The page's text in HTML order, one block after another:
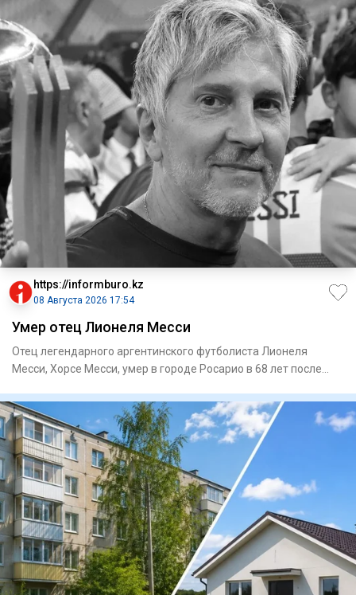
https://informburo.kz
08 Августа 2026 17:54
Умер отец Лионеля Месси
Отец легендарного аргентинского футболиста Лионеля
Месси, Хорсе Месси, умер в городе Росарио в 68 лет после